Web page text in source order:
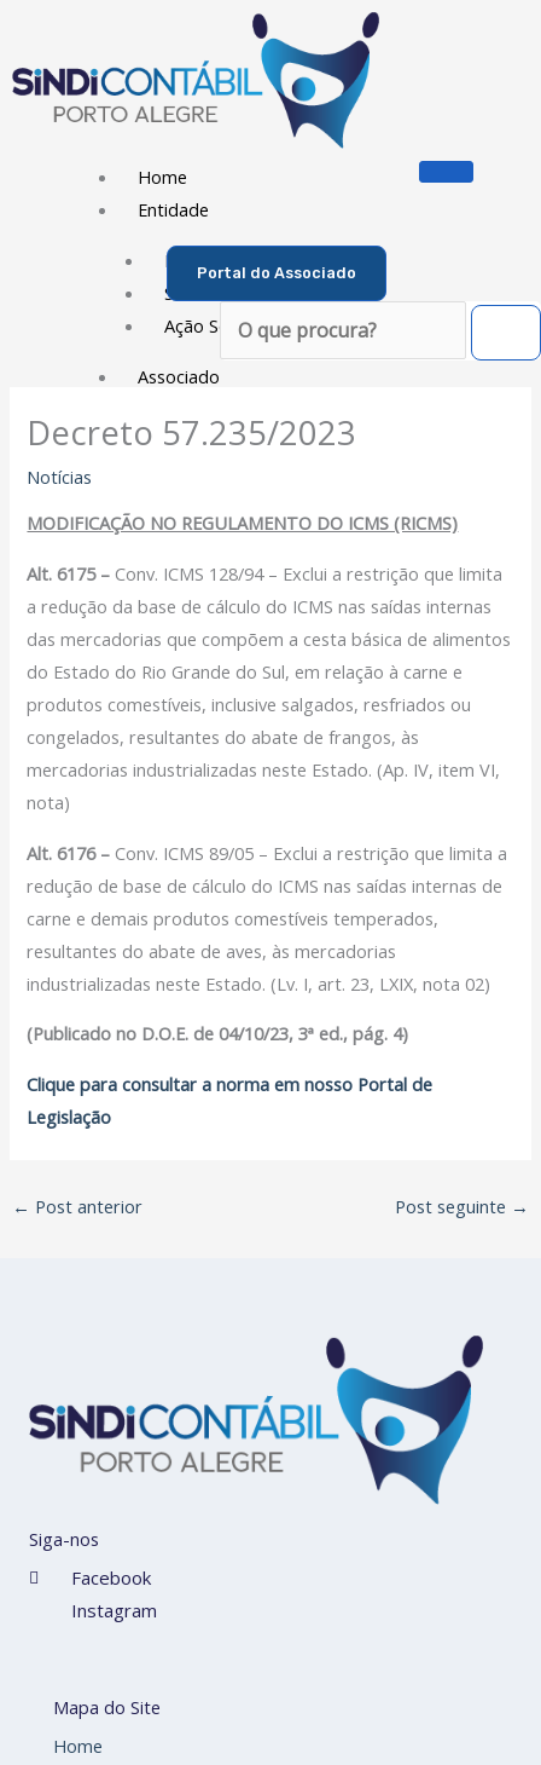
conteúdo
Home
Entidade
Diretoria
Sede Social
Ação Social
Associado
Porque ser um Associado
Dissídios e Convenções de Trabalho
Serviços
Assessoria Juridica
Convênios
Vagas/Oportunidades
Notícias
Agenda
Contato
X
Portal do Associado
Pesquisar
Decreto 57.235/2023
Notícias
MODIFICAÇÃO NO REGULAMENTO DO ICMS (RICMS)
Alt. 6175 – Conv. ICMS 128/94 – Exclui a restrição que limita
a redução da base de cálculo do ICMS nas saídas internas
das mercadorias que compõem a cesta básica de alimentos
do Estado do Rio Grande do Sul, em relação à carne e
produtos comestíveis, inclusive salgados, resfriados ou
congelados, resultantes do abate de frangos, às
mercadorias industrializadas neste Estado. (Ap. IV, item VI,
nota)
Alt. 6176 – Conv. ICMS 89/05 – Exclui a restrição que limita a
redução de base de cálculo do ICMS nas saídas internas de
carne e demais produtos comestíveis temperados,
resultantes do abate de aves, às mercadorias
industrializadas neste Estado. (Lv. I, art. 23, LXIX, nota 02)
(Publicado no D.O.E. de 04/10/23, 3ª ed., pág. 4)
Clique para consultar a norma em nosso Portal de
Legislação
← Post anterior Post seguinte →
Siga-nos
Facebook
Instagram
Mapa do Site
Home